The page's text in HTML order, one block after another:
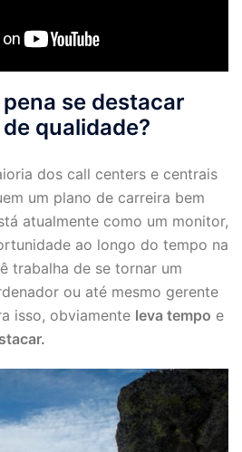
se destacar
qualidade?
dos call centers e centrais
um plano de carreira bem
atualmente como um monitor,
ao longo do tempo na
trabalha de se tornar um
ou até mesmo gerente
isso, obviamente leva tempo e